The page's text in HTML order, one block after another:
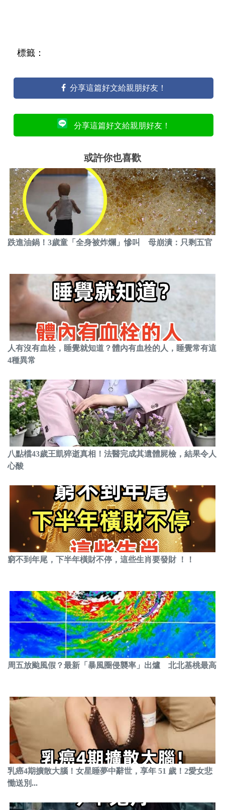
標籤：
分享這篇好文給親朋好友！
分享這篇好文給親朋好友！
或許你也喜歡
跌進油鍋！3歲童「全身被炸爛」慘叫 母崩潰：只剩五官
人有沒有血栓，睡覺就知道？體內有血栓的人，睡覺常有這
4種異常
八點檔43歲王凱猝逝真相！法醫完成其遺體屍檢，結果令人
心酸
窮不到年尾，下半年橫財不停，這些生肖要發財 ！！
周五放颱風假？最新「暴風圈侵襲率」出爐 北北基桃最高
乳癌4期擴散大腦！女星睡夢中辭世，享年 51 歲！2愛女悲
慟送別...